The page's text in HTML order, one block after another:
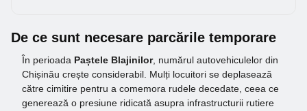
De ce sunt necesare parcările temporare
În perioada Paștele Blajinilor, numărul autovehiculelor din
Chișinău crește considerabil. Mulți locuitori se deplasează
către cimitire pentru a comemora rudele decedate, ceea ce
generează o presiune ridicată asupra infrastructurii rutiere